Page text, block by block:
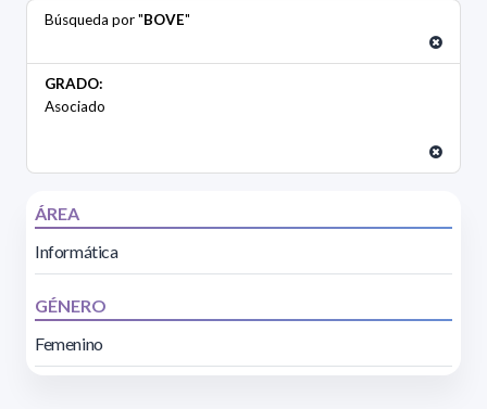
Búsqueda por "BOVE"
GRADO:
Asociado
ÁREA
Informática
GÉNERO
Femenino